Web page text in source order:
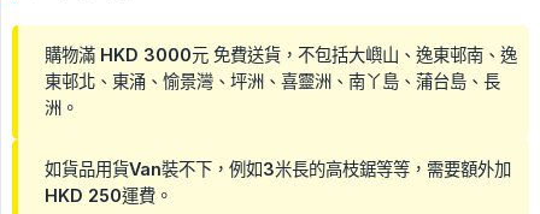
購物滿 HKD 3000元 免費送貨，不包括大嶼山、逸東邨南、逸
東邨北、東涌、愉景灣、坪洲、喜靈洲、南丫島、蒲台島、長
洲。
如貨品用貨Van裝不下，例如3米長的高枝鋸等等，需要額外加
HKD 250運費。